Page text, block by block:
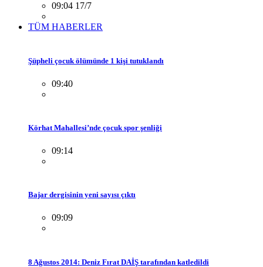
09:04 17/7
TÜM HABERLER
Şüpheli çocuk ölümünde 1 kişi tutuklandı
09:40
Körhat Mahallesi’nde çocuk spor şenliği
09:14
Bajar dergisinin yeni sayısı çıktı
09:09
8 Ağustos 2014: Deniz Fırat DAİŞ tarafından katledildi